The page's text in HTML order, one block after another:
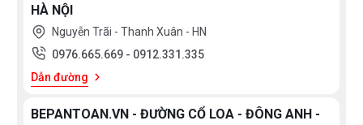
HÀ NỘI
Nguyễn Trãi - Thanh Xuân - HN
0976.665.669 - 0912.331.335
Dẫn đường
BEPANTOAN.VN - ĐƯỜNG CỔ LOA - ĐÔNG ANH -